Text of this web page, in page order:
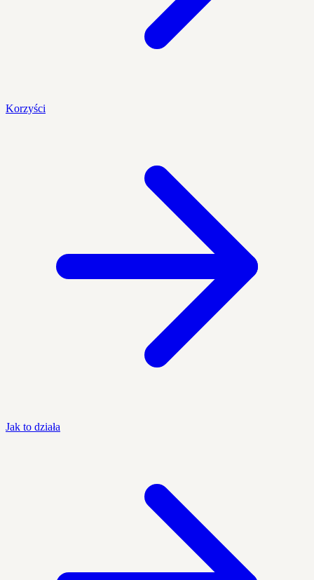
Korzyści
Jak to działa